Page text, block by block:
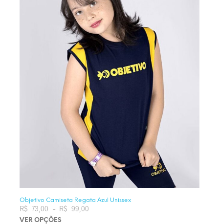
Objetivo Camiseta Regata Azul Unissex
R$ 73,00 – R$ 99,00
R$ 99,00
VER OPÇÕES